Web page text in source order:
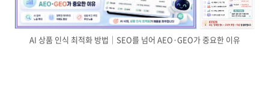
AI 상품 인식 최적화 방법｜SEO를 넘어 AEO·GEO가 중요한 이유